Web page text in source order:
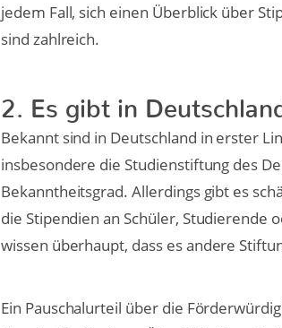
jedem Fall, sich einen Überblick über
sind zahlreich.
2. Es gibt in
Bekannt sind in Deutschland in erster
insbesondere die Studienstiftung des
Bekanntheitsgrad. Allerdings gibt es
die Stipendien an Schüler,
wissen überhaupt, dass es andere
Ein Pauschalurteil über die